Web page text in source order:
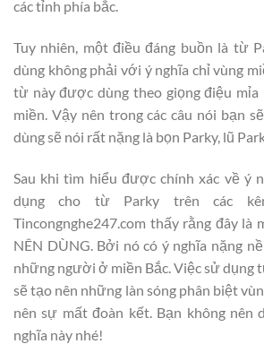
các tỉnh phía bắc.
Tuy nhiên, một điều đáng buồn là từ
dùng không phải với ý nghĩa chỉ vùng
từ này được dùng theo giọng điệu mỉa
miền. Vậy nên trong các câu nói bạn
dùng sẽ nói rất nặng là bọn Parky, lũ
Sau khi tìm hiểu được chính xác về ý
dụng cho từ Parky trên các
Tincongnghe247.com thấy rằng đây là
NÊN DÙNG. Bởi nó có ý nghĩa nặng
những người ở miền Bắc. Việc sử dụng
sẽ tạo nên những làn sóng phân biệt
nên sự mất đoàn kết. Bạn không nên
nghĩa này nhé!